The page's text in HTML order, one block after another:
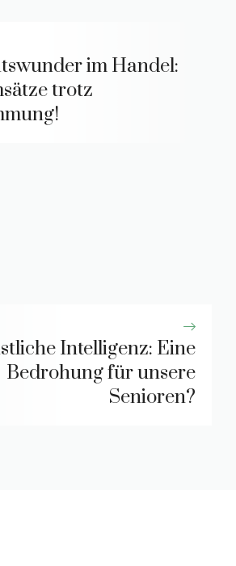
im Handel:
trotz
Intelligenz: Eine
Bedrohung für unsere
Senioren?